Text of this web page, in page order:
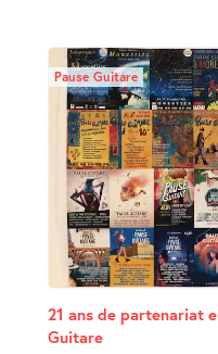
Pause Guitare
21 ans de partenariat
Guitare